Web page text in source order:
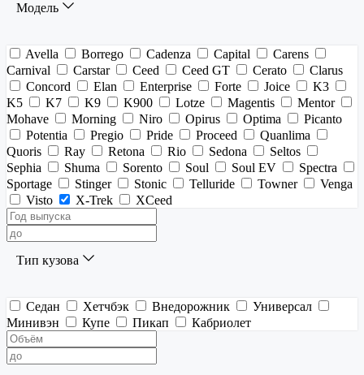
Модель
Avella Borrego Cadenza Capital
Carens
Carnival
Carstar Ceed Ceed GT Cerato
Clarus
Concord
Elan Enterprise Forte Joice
K3
K5
K7 K9 K900 Lotze Magentis
Mentor
Mohave
Morning Niro Opirus Optima
Picanto
Potentia
Pregio Pride Proceed
Quanlima
Quoris
Ray Retona Rio Sedona
Seltos
Sephia
Shuma Sorento Soul Soul EV
Spectra
Sportage
Stinger Stonic Telluride Towner
Venga
Visto
X-Trek XCeed
Тип кузова
Седан Хетчбэк Внедорожник
Универсал
Минивэн
Купе Пикап Кабриолет